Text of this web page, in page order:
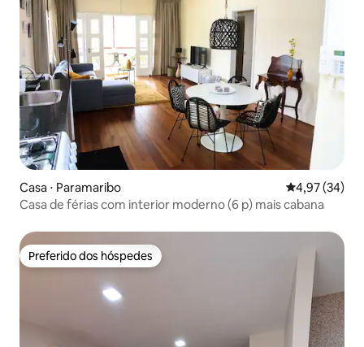
Casa ⋅ Paramaribo 4,97 de uma
4,97 (34)
Casa de férias com interior moderno (6 p) mais cabana
Preferido dos hóspedes
Preferido dos hóspedes